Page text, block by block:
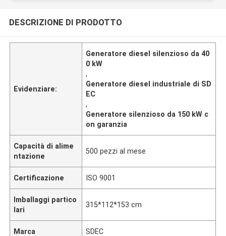
DESCRIZIONE DI PRODOTTO
Evidenziare:
Generatore diesel silenzioso da 40
0 kW
,
Generatore diesel industriale di SD
EC
,
Generatore silenzioso da 150 kW c
on garanzia
Capacità di alime
ntazione
500 pezzi al mese
Certificazione ISO 9001
Imballaggi partico
lari
315*112*153 cm
Marca SDEC